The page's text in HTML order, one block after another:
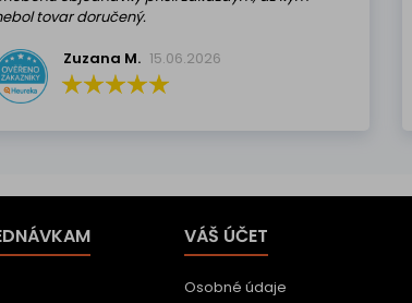
tovar doručený.
Zuzana M. 15.06.2026
VÁŠ ÚČET
Osobné údaje